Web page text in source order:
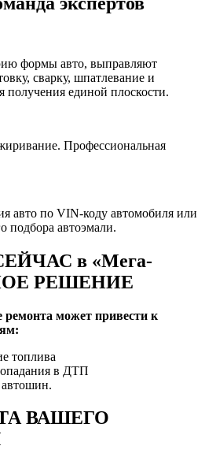
формы авто, выправляют
сварку, шпатлевание и
получения единой плоскости.
Профессиональная
авто по VIN-коду автомобиля или
подбора автоэмали.
в «Мега-
РЕШЕНИЕ
ремонта может привести к
топлива
в ДТП
автошин.
ВАШЕГО